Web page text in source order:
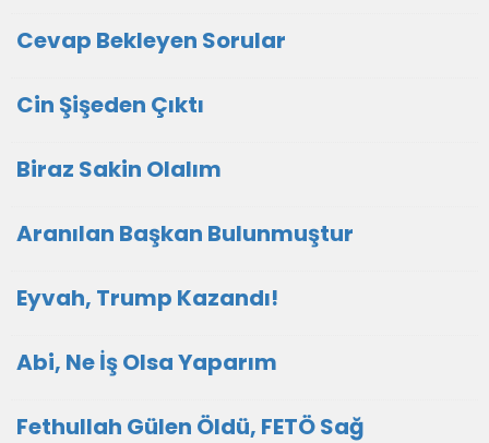
Cevap Bekleyen Sorular
Cin Şişeden Çıktı
Biraz Sakin Olalım
Aranılan Başkan Bulunmuştur
Eyvah, Trump Kazandı!
Abi, Ne İş Olsa Yaparım
Fethullah Gülen Öldü, FETÖ Sağ